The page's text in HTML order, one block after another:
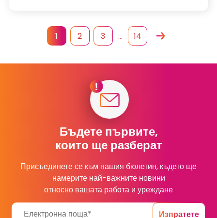
1 2 3 … 14
Бъдете първите,
които ще разберат
Присъединете се към нашия бюлетин, където ще
намерите най-важните новини
относно вашата работа и уреждане
Изпратете